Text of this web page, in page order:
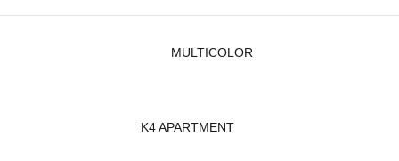
MULTICOLOR
K4 APARTMENT